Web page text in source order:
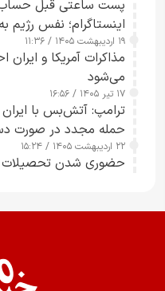
پست ساعتی قبل حساب
اینستاگرام؛ نفس رژیم
۱۹ اردیبهشت ۱۴۰۵ / ۱۱:۳۶
مذاکرات آمریکا و ایران
می‌شود
۱۷ تیر ۱۴۰۵ / ۱۶:۵۶
ترامپ: آتش‌بس با ایران
حمله مجدد در صورت
۲۲ اردیبهشت ۱۴۰۵ / ۱۵:۲۴
حضوری شدن تحصیلات